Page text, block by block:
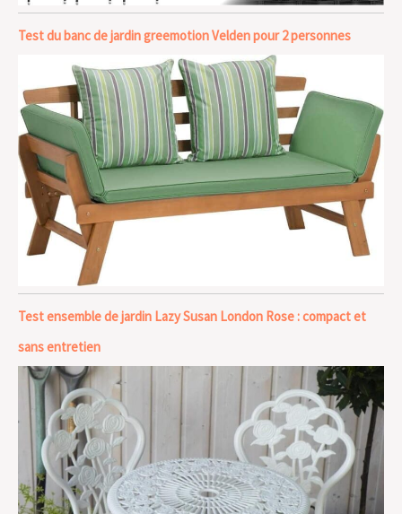
Test du banc de jardin greemotion Velden pour 2 personnes
Test ensemble de jardin Lazy Susan London Rose : compact et
sans entretien